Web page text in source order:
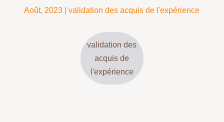
Août, 2023 |validation des acquis de l'expérience
validation des
acquis de
l'expérience